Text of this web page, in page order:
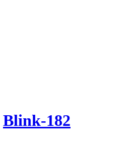
Blink-182